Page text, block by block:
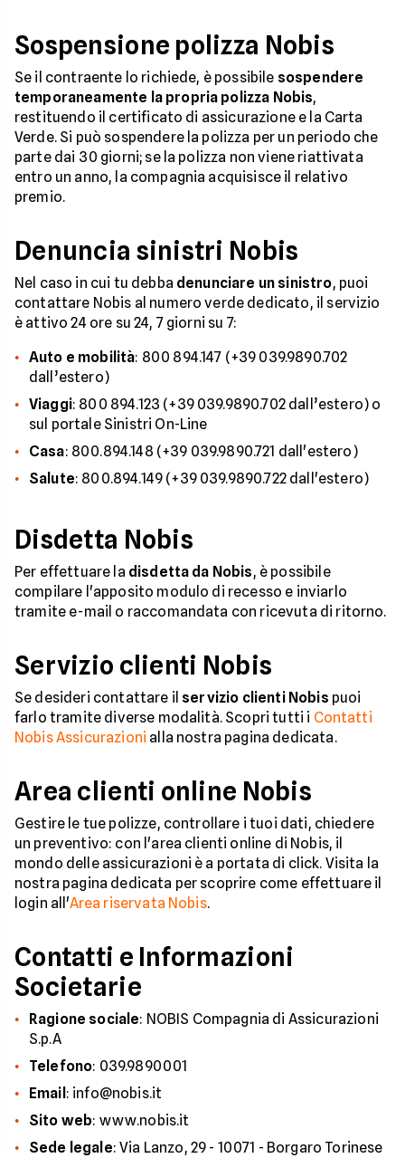
Sospensione polizza Nobis
Se il contraente lo richiede, è possibile sospendere
temporaneamente la propria polizza Nobis,
restituendo il certificato di assicurazione e la Carta
Verde. Si può sospendere la polizza per un periodo che
parte dai 30 giorni; se la polizza non viene riattivata
entro un anno, la compagnia acquisisce il relativo
premio.
Denuncia sinistri Nobis
Nel caso in cui tu debba denunciare un sinistro, puoi
contattare Nobis al numero verde dedicato, il servizio
è attivo 24 ore su 24, 7 giorni su 7:
Auto e mobilità: 800 894.147 (+39 039.9890.702
dall’estero)
Viaggi: 800 894.123 (+39 039.9890.702 dall’estero) o
sul portale Sinistri On-Line
Casa: 800.894.148 (+39 039.9890.721 dall'estero)
Salute: 800.894.149 (+39 039.9890.722 dall'estero)
Disdetta Nobis
Per effettuare la disdetta da Nobis, è possibile
compilare l'apposito modulo di recesso e inviarlo
tramite e-mail o raccomandata con ricevuta di ritorno.
Servizio clienti Nobis
Se desideri contattare il servizio clienti Nobis puoi
farlo tramite diverse modalità. Scopri tutti i Contatti
Nobis Assicurazioni alla nostra pagina dedicata.
Area clienti online Nobis
Gestire le tue polizze, controllare i tuoi dati, chiedere
un preventivo: con l'area clienti online di Nobis, il
mondo delle assicurazioni è a portata di click. Visita la
nostra pagina dedicata per scoprire come effettuare il
login all'Area riservata Nobis.
Contatti e Informazioni
Societarie
Ragione sociale: NOBIS Compagnia di Assicurazioni
S.p.A
Telefono: 039.9890001
Email : info@nobis.it
Sito web: www.nobis.it
Sede legale: Via Lanzo, 29 - 10071 - Borgaro Torinese